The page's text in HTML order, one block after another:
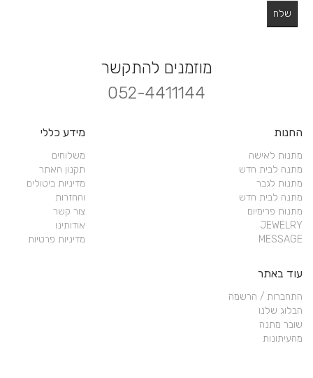
מוזמנים להתקשר
052-4411144
החנות
מתנות לאישה
מתנה לבית חדש
מתנות לגבר
מתנה לבית חדש
מתנות פרימיום
JEWELRY
MESSAGE
מידע כללי
משלוחים
תקנון האתר
מדיניות ביטולים
והחזרות
צור קשר
אודותינו
מדיניות פרטיות
עוד באתר
התחברות / הרשמה
הבלוג שלנו
שובר מתנה
מהעיתונות